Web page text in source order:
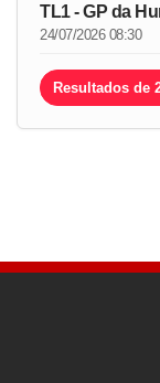
TL1 - GP da
24/07/2026 08:30
Resultados de